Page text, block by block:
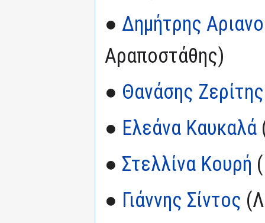
● Δημήτρης
Αραποστάθης)
● Θανάσης Ζερίτης
● Ελεάνα Καυκαλά
● Στελλίνα Κουρή
● Γιάννης Σίντος